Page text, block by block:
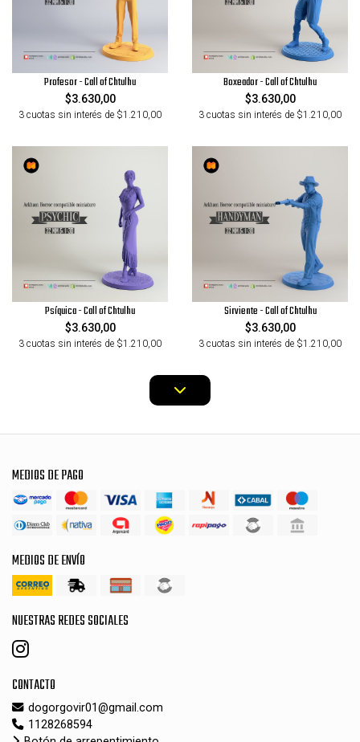
Profesor - Call of Chtulhu
$3.630,00
3 cuotas sin interés de $1.210,00
Boxeador - Call of Chtulhu
$3.630,00
3 cuotas sin interés de $1.210,00
Psíquica - Call of Chtulhu
$3.630,00
3 cuotas sin interés de $1.210,00
Sirviente - Call of Chtulhu
$3.630,00
3 cuotas sin interés de $1.210,00
MEDIOS DE PAGO
MEDIOS DE ENVÍO
NUESTRAS REDES SOCIALES
CONTACTO
dogorgovir01@gmail.com
1128268594